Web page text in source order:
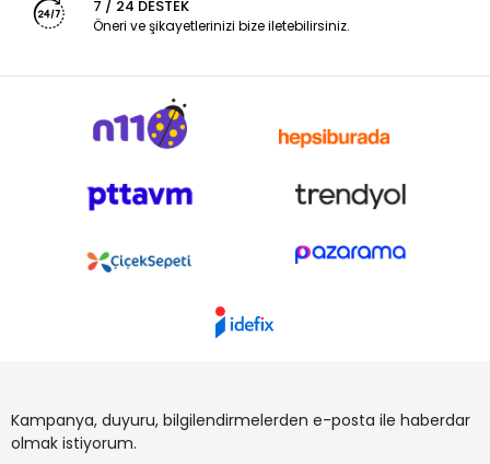
7 / 24 DESTEK
Öneri ve şikayetlerinizi bize iletebilirsiniz.
Kampanya, duyuru, bilgilendirmelerden e-posta ile haberdar
olmak istiyorum.